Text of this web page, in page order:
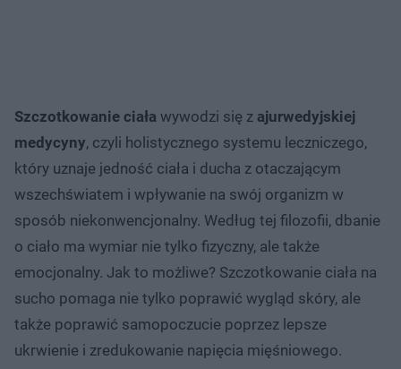
Szczotkowanie ciała wywodzi się z ajurwedyjskiej
medycyny, czyli holistycznego systemu leczniczego,
który uznaje jedność ciała i ducha z otaczającym
wszechświatem i wpływanie na swój organizm w
sposób niekonwencjonalny. Według tej filozofii, dbanie
o ciało ma wymiar nie tylko fizyczny, ale także
emocjonalny. Jak to możliwe? Szczotkowanie ciała na
sucho pomaga nie tylko poprawić wygląd skóry, ale
także poprawić samopoczucie poprzez lepsze
ukrwienie i zredukowanie napięcia mięśniowego.